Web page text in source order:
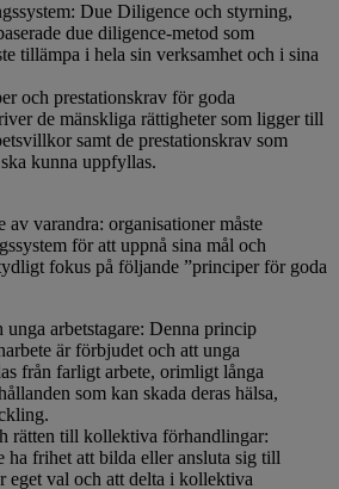
Due Diligence och styrning,
due diligence-metod som
tillämpa i hela sin verksamhet och i sina
och prestationskrav för goda
de mänskliga rättigheter som ligger till
samt de prestationskrav som
kunna uppfyllas.
av varandra: organisationer måste
för att uppnå sina mål och
fokus på följande ”principer för goda
unga arbetstagare: Denna princip
är förbjudet och att unga
från farligt arbete, orimligt långa
som kan skada deras hälsa,
rätten till kollektiva förhandlingar:
ha frihet att bilda eller ansluta sig till
eget val och att delta i kollektiva